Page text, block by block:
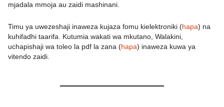
mjadala mmoja au zaidi mashinani.
Timu ya uwezeshaji inaweza kujaza fomu kielektroniki (hapa) na
kuhifadhi taarifa. Kutumia wakati wa mkutano, Walakini,
uchapishaji wa toleo la pdf la zana (hapa) inaweza kuwa ya
vitendo zaidi.